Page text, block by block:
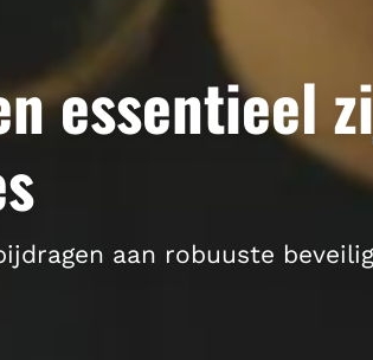
essentieel
aan robuuste